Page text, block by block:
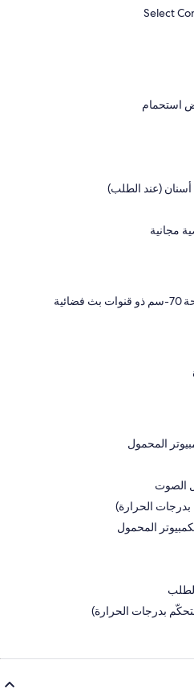
استحمام
(عند الطلب)
مجانية
المحمول
الصوت
الحرارة)
المحمول
بدرجات الحرارة)